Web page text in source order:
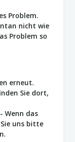
Problem.
nicht wie
Problem so
erneut.
Sie dort,
- Wenn das
uns bitte